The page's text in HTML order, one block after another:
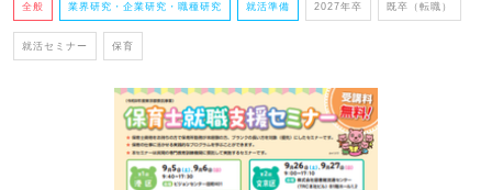
全般 業界研究・企業研究・職種研究 就活準備 2027年卒 既卒（転職）
就活セミナー 保育